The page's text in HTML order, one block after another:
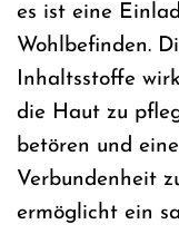
es ist eine
Wohlbefinden.
Inhaltsstoffe
die Haut zu
betören und
Verbundenheit
ermöglicht ein